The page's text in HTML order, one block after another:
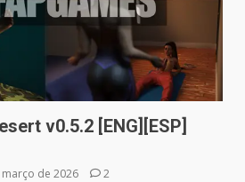
v0.5.2 [ENG][ESP]
março de 2026 2